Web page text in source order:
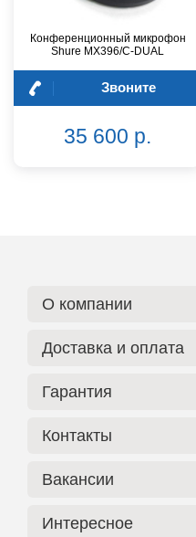
Конференционный микрофон
Shure MX396/C-DUAL
Звоните
35 600 р.
О компании
Доставка и оплата
Гарантия
Контакты
Вакансии
Интересное